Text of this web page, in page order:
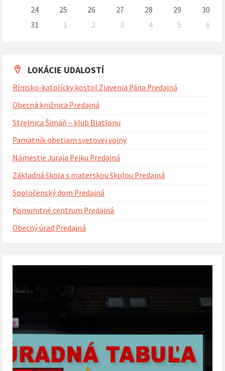
24 25 26 27 28 29
30
31
1 2 3 4 5
6
na
dni
LOKÁCIE UDALOSTÍ
Rímsko-katolícky kostol Zjavenia Pána Predajná
Obecná knižnica Predajná
Strelnica Šimáň – klub Biatlonu
Pamätník obetiam svetovej vojny
Námestie Juraja Pejku Predajná
Základná škola s materskou školou Predajná
Spoločenský dom Predajná
Komunitné centrum Predajná
Obecný úrad Predajná